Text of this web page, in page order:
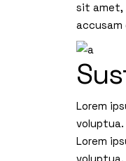
sit amet,
accusam
Lorem
Lorem